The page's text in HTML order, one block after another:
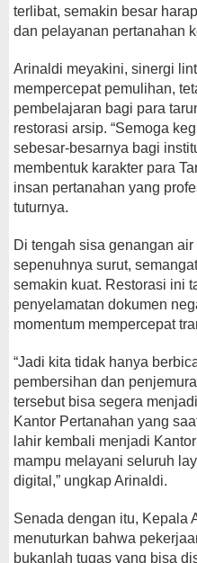
terlibat, semakin besar
dan pelayanan pertanahan
Arinaldi meyakini, sinergi
mempercepat pemulihan,
pembelajaran bagi para
restorasi arsip. “Semoga
sebesar-besarnya bagi
membentuk karakter para
insan pertanahan yang
tuturnya.
Di tengah sisa genangan
sepenuhnya surut,
semakin kuat. Restorasi ini
penyelamatan dokumen
momentum mempercepat
“Jadi kita tidak hanya
pembersihan dan
tersebut bisa segera
Kantor Pertanahan yang
lahir kembali menjadi
mampu melayani seluruh
digital,” ungkap Arinaldi.
Senada dengan itu, Kepala
menuturkan bahwa
bukanlah tugas yang bisa